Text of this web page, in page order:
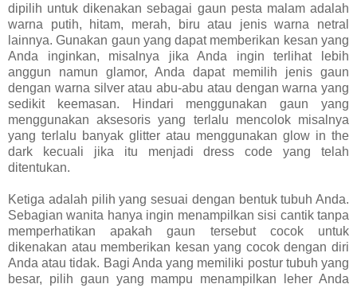
dipilih untuk dikenakan sebagai gaun pesta malam adalah
warna putih, hitam, merah, biru atau jenis warna netral
lainnya. Gunakan gaun yang dapat memberikan kesan yang
Anda inginkan, misalnya jika Anda ingin terlihat lebih
anggun namun glamor, Anda dapat memilih jenis gaun
dengan warna silver atau abu-abu atau dengan warna yang
sedikit keemasan. Hindari menggunakan gaun yang
menggunakan aksesoris yang terlalu mencolok misalnya
yang terlalu banyak glitter atau menggunakan glow in the
dark kecuali jika itu menjadi dress code yang telah
ditentukan.
Ketiga adalah pilih yang sesuai dengan bentuk tubuh Anda.
Sebagian wanita hanya ingin menampilkan sisi cantik tanpa
memperhatikan apakah gaun tersebut cocok untuk
dikenakan atau memberikan kesan yang cocok dengan diri
Anda atau tidak. Bagi Anda yang memiliki postur tubuh yang
besar, pilih gaun yang mampu menampilkan leher Anda